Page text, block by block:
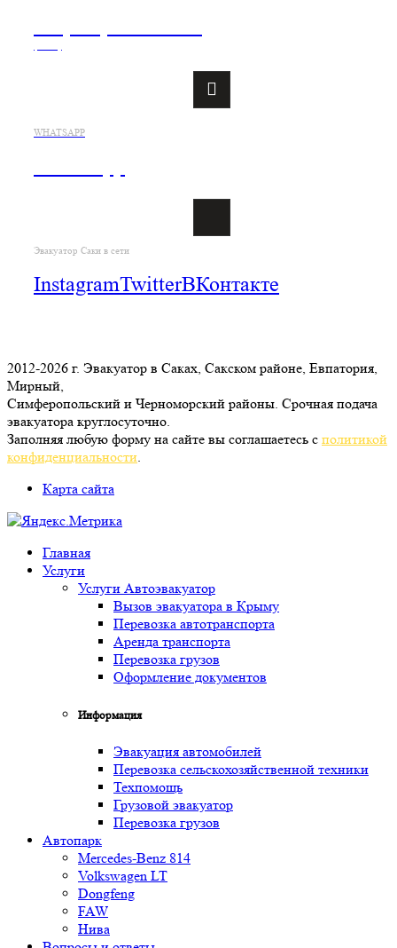
WHATSAPP
Эвакуатор Саки в сети
InstagramTwitterВКонтакте
2012-2026 г. Эвакуатор в Саках, Сакском районе, Евпатория,
Мирный,
Симферопольский и Черноморский районы. Срочная подача
эвакуатора круглосуточно.
Заполняя любую форму на сайте вы соглашаетесь с политикой
конфиденциальности.
Карта сайта
Главная
Услуги
Услуги Автоэвакуатор
Вызов эвакуатора в Крыму
Перевозка автотранспорта
Аренда транспорта
Перевозка грузов
Оформление документов
Информация
Эвакуация автомобилей
Перевозка сельскохозяйственной техники
Техпомощь
Грузовой эвакуатор
Перевозка грузов
Автопарк
Mercedes-Benz 814
Volkswagen LT
Dongfeng
FAW
Нива